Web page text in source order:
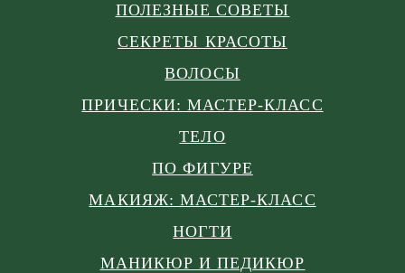
ПОЛЕЗНЫЕ СОВЕТЫ
СЕКРЕТЫ КРАСОТЫ
ВОЛОСЫ
ПРИЧЕСКИ: МАСТЕР-КЛАСС
ТЕЛО
ПО ФИГУРЕ
МАКИЯЖ: МАСТЕР-КЛАСС
НОГТИ
МАНИКЮР И ПЕДИКЮР